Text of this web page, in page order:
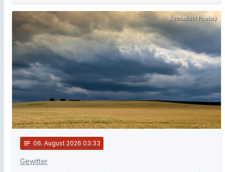
Symbolbild Pixabay
notes 06. August 2026 03:33
Gewitter